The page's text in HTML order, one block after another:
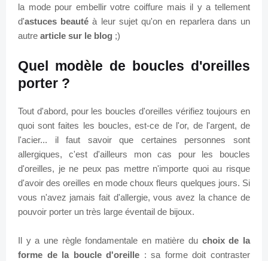
la mode pour embellir votre coiffure mais il y a tellement
d'astuces beauté à leur sujet qu'on en reparlera dans un
autre article sur le blog ;)
Quel modèle de boucles d'oreilles
porter ?
Tout d'abord, pour les boucles d'oreilles vérifiez toujours en
quoi sont faites les boucles, est-ce de l'or, de l'argent, de
l'acier... il faut savoir que certaines personnes sont
allergiques, c'est d'ailleurs mon cas pour les boucles
d'oreilles, je ne peux pas mettre n'importe quoi au risque
d'avoir des oreilles en mode choux fleurs quelques jours. Si
vous n'avez jamais fait d'allergie, vous avez la chance de
pouvoir porter un très large éventail de bijoux.
Il y a une règle fondamentale en matière du choix de la
forme de la boucle d'oreille : sa forme doit contraster